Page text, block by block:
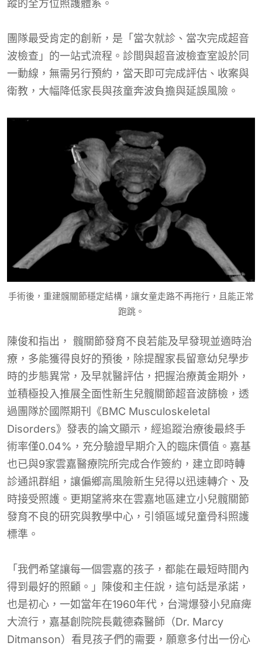
蹤的全方位照護體系。
團隊最受肯定的創新，是「當次就診、當次完成超音
波檢查」的一站式流程。診間與超音波檢查室設於同
一動線，無需另行預約，當天即可完成評估、收案與
衛教，大幅降低家長與孩童奔波負擔與延誤風險。
手術後，重建髖關節穩定結構，讓女童走路不再拖行，且能正常
跑跳。
陳俊和指出， 髖關節發育不良若能及早發現並適時治
療，多能獲得良好的預後，除提醒家長留意幼兒學步
時的步態異常，及早就醫評估，把握治療黃金期外，
並積極投入推展全面性新生兒髖關節超音波篩檢，透
過團隊於國際期刊《BMC Musculoskeletal
Disorders》發表的論文顯示，經追蹤治療後最終手
術率僅0.04%，充分驗證早期介入的臨床價值。嘉基
也已與9家雲嘉醫療院所完成合作簽約，建立即時轉
診通訊群組，讓偏鄉高風險新生兒得以迅速轉介、及
時接受照護。更期望將來在雲嘉地區建立小兒髖關節
發育不良的研究與教學中心，引領區域兒童骨科照護
標準。
「我們希望讓每一個雲嘉的孩子，都能在最短時間內
得到最好的照顧。」陳俊和主任說，這句話是承諾，
也是初心，一如當年在1960年代，台灣爆發小兒麻痺
大流行，嘉基創院院長戴德森醫師（Dr. Marcy
Ditmanson）看見孩子們的需要，願意多付出一份心